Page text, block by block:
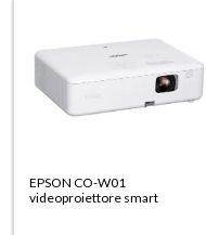
EPSON CO-W01
videoproiettore smart